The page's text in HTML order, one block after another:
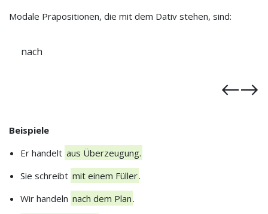
Modale Präpositionen, die mit dem Dativ stehen, sind:
Beispiele
Er handelt aus Überzeugung.
Sie schreibt mit einem Füller.
Wir handeln nach dem Plan .